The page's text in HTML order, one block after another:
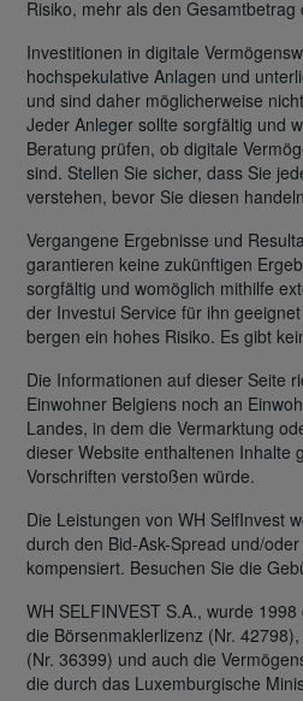
Risiko, mehr als den
Investitionen in digitale
hochspekulative Anlagen und
und sind daher möglicherweise
Jeder Anleger sollte sorgfältig und
Beratung prüfen, ob digitale
sind. Stellen Sie sicher, dass Sie
verstehen, bevor Sie diesen
Vergangene Ergebnisse und
garantieren keine zukünftigen
sorgfältig und womöglich mithilfe
der Investui Service für ihn
bergen ein hohes Risiko. Es gibt
Die Informationen auf dieser Seite
Einwohner Belgiens noch an
Landes, in dem die Vermarktung
dieser Website enthaltenen Inhalte
Vorschriften verstoßen würde.
Die Leistungen von WH SelfInvest
durch den Bid-Ask-Spread und/
kompensiert. Besuchen Sie die
WH SELFINVEST S.A., wurde
die Börsenmaklerlizenz (Nr.
(Nr. 36399) und auch die
die durch das Luxemburgische